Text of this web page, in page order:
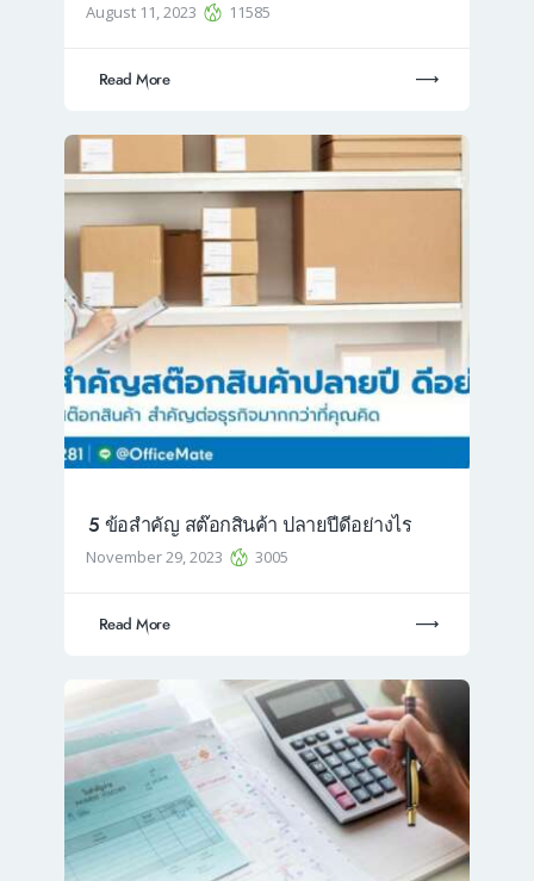
August 11, 2023 11585
Read More
5 ข้อสำคัญ สต๊อกสินค้า ปลายปีดีอย่างไร
November 29, 2023 3005
Read More